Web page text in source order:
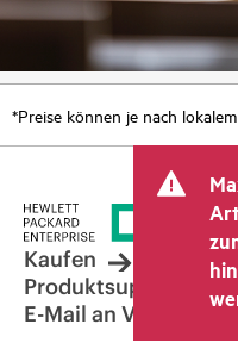
*Preise können je nach
Kaufen
Produktsupport
E-Mail an Vertrieb